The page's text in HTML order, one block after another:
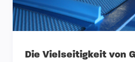
Die Vielseitigkeit von